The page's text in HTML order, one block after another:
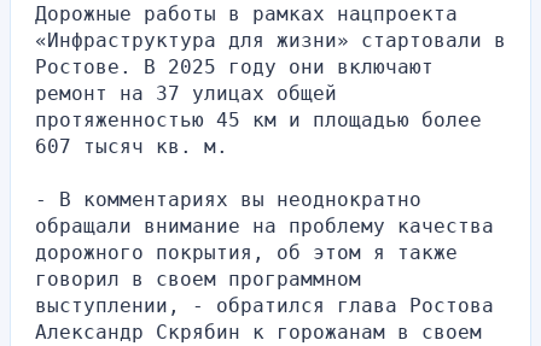
Дорожные работы в рамках нацпроекта
«Инфраструктура для жизни» стартовали в
Ростове. В 2025 году они включают
ремонт на 37 улицах общей
протяженностью 45 км и площадью более
607 тысяч кв. м.
- В комментариях вы неоднократно
обращали внимание на проблему качества
дорожного покрытия, об этом я также
говорил в своем программном
выступлении, - обратился глава Ростова
Александр Скрябин к горожанам в своем